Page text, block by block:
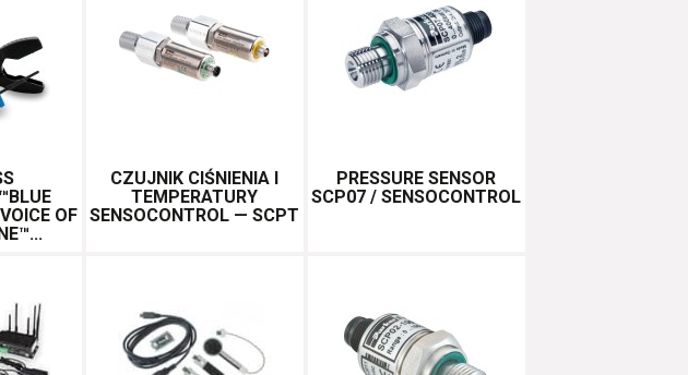
OF
CZUJNIK CIŚNIENIA I
TEMPERATURY
SENSOCONTROL — SCPT
PRESSURE SENSOR
SCP07 / SENSOCONTROL